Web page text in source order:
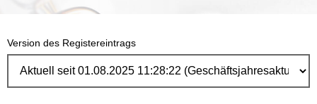
Version des Registereintrags